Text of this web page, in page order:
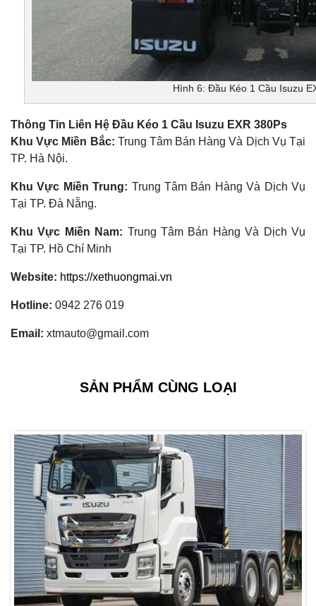
Hình 6: Đầu Kéo 1 Cầu Isuzu
Thông Tin Liên Hệ Đầu Kéo 1 Cầu Isuzu EXR 380Ps
Khu Vực Miền Bắc: Trung Tâm Bán Hàng Và Dịch Vụ Tại
TP. Hà Nội.
Khu Vực Miền Trung: Trung Tâm Bán Hàng Và Dịch Vụ
Tại TP. Đà Nẵng.
Khu Vực Miền Nam: Trung Tâm Bán Hàng Và Dịch Vụ
Tại TP. Hồ Chí Minh
Website: https://xethuongmai.vn
Hotline: 0942 276 019
Email: xtmauto@gmail.com
SẢN PHẨM CÙNG LOẠI